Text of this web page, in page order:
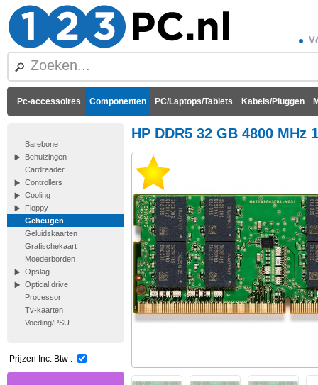
Pc-accessoires Componenten PC/Laptops/Tablets Kabels/Pluggen
Barebone
Behuizingen
Cardreader
Controllers
Cooling
Floppy
Geheugen
Geluidskaarten
Grafischekaart
Moederborden
Opslag
Optical drive
Processor
Tv-kaarten
Voeding/PSU
Prijzen Inc. Btw :
HP DDR5 32 GB 4800 MHz